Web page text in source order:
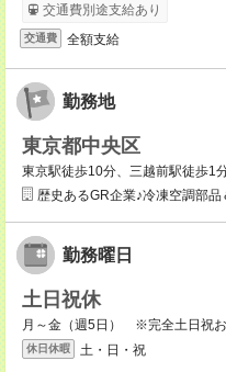
交通費別途支給あり
交通費 全額支給
勤務地
東京都中央区
東京駅徒歩10分、三越前駅徒歩
歴史あるGR企業♪冷凍空調部
勤務曜日
土日祝休
月～金（週5日） ※完全土日祝お
休日休暇 土・日・祝